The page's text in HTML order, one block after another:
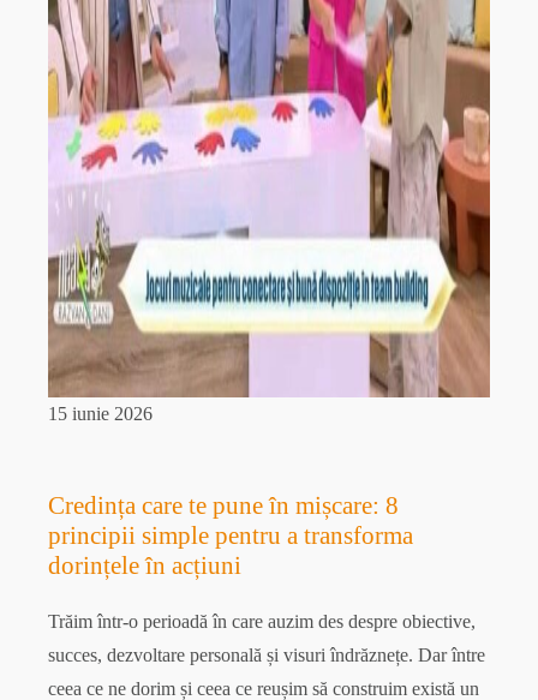
15 iunie 2026
Credința care te pune în mișcare: 8
principii simple pentru a transforma
dorințele în acțiuni
Trăim într-o perioadă în care auzim des despre obiective,
succes, dezvoltare personală și visuri îndrăznețe. Dar între
ceea ce ne dorim și ceea ce reușim să construim există un